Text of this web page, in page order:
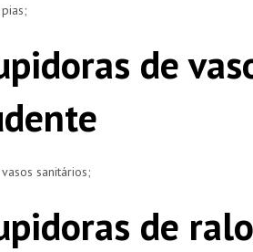
de
sanitários;
de